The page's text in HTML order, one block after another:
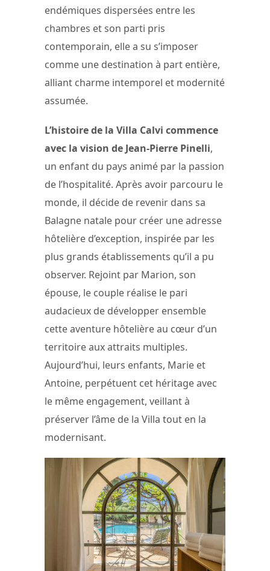
endémiques dispersées entre les
chambres et son parti pris
contemporain, elle a su s’imposer
comme une destination à part entière,
alliant charme intemporel et modernité
assumée.
L’histoire de la Villa Calvi commence
avec la vision de Jean-Pierre Pinelli,
un enfant du pays animé par la passion
de l’hospitalité. Après avoir parcouru le
monde, il décide de revenir dans sa
Balagne natale pour créer une adresse
hôtelière d’exception, inspirée par les
plus grands établissements qu’il a pu
observer. Rejoint par Marion, son
épouse, le couple réalise le pari
audacieux de développer ensemble
cette aventure hôtelière au cœur d’un
territoire aux attraits multiples.
Aujourd’hui, leurs enfants, Marie et
Antoine, perpétuent cet héritage avec
le même engagement, veillant à
préserver l’âme de la Villa tout en la
modernisant.